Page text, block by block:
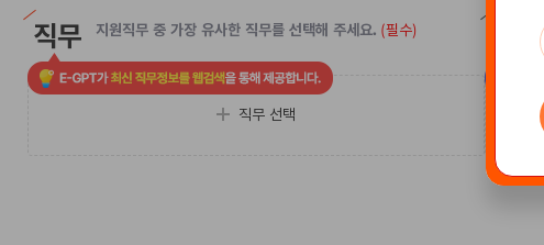
직무 지원직무 중 가장 유사한 직무를 선택해 주세요. (필수)
직무 선택